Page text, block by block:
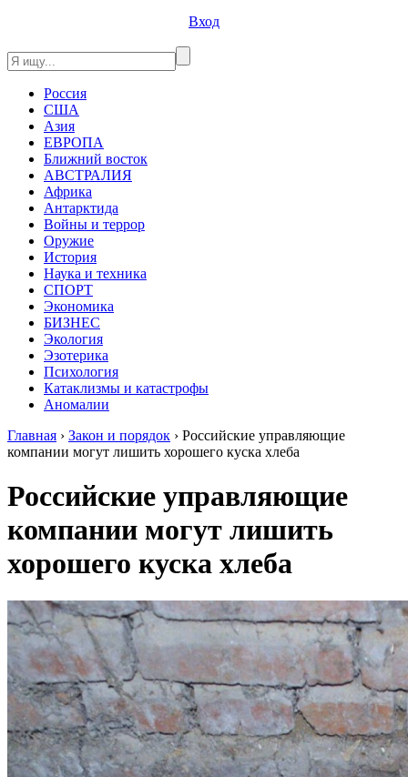
Вход
Россия
США
Азия
ЕВРОПА
Ближний восток
АВСТРАЛИЯ
Африка
Антарктида
Войны и террор
Оружие
История
Наука и техника
СПОРТ
Экономика
БИЗНЕС
Экология
Эзотерика
Психология
Катаклизмы и катастрофы
Аномалии
Главная › Закон и порядок › Российские управляющие
компании могут лишить хорошего куска хлеба
Российские управляющие
компании могут лишить
хорошего куска хлеба